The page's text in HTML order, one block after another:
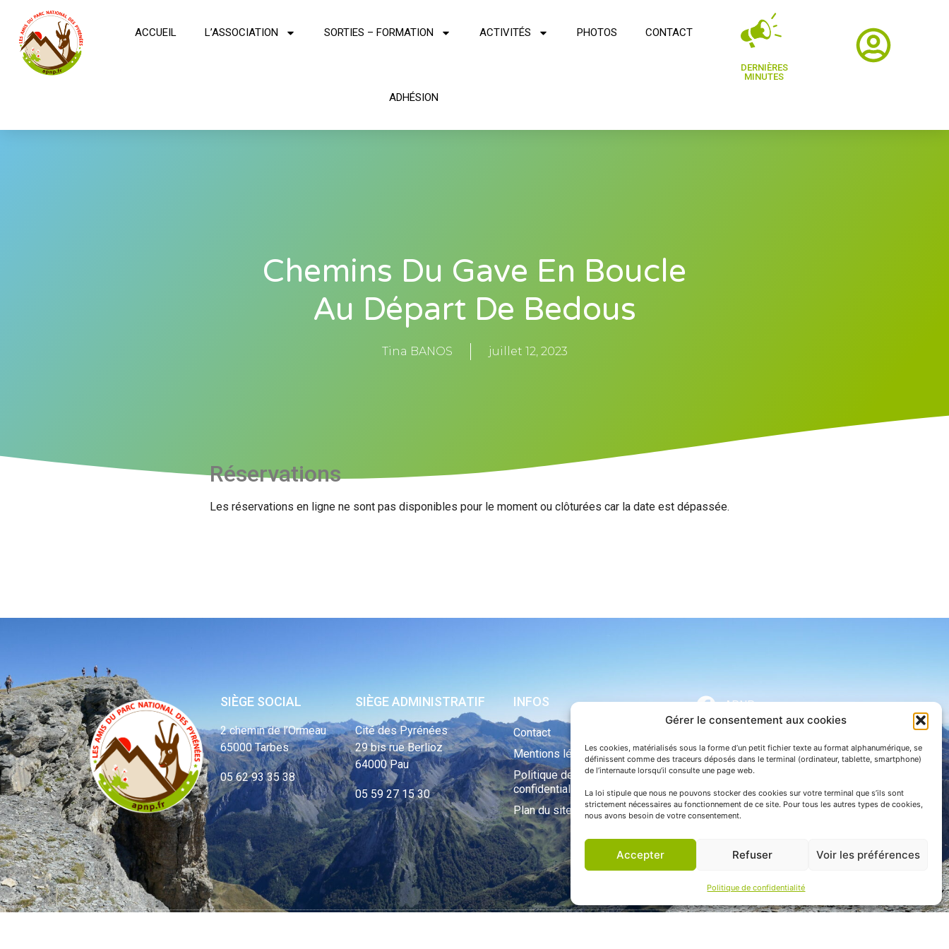
Gérer le consentement aux cookies
Les cookies, matérialisés sous la forme d’un petit fichier texte au format alphanumérique, se
définissent comme des traceurs déposés dans le terminal (ordinateur, tablette, smartphone)
de l’internaute lorsqu’il consulte une page web.
La loi stipule que nous ne pouvons stocker des cookies sur votre terminal que s’ils sont
strictement nécessaires au fonctionnement de ce site. Pour tous les autres types de cookies,
nous avons besoin de votre consentement.
Accepter Refuser Voir les préférences
Politique de confidentialité
ACCUEIL L’ASSOCIATION SORTIES – FORMATION ACTIVITÉS PHOTOS CONTACT
ADHÉSION
DERNIÈRES
MINUTES
Chemins Du Gave En Boucle
Au Départ De Bedous
Tina BANOS juillet 12, 2023
Réservations
Les réservations en ligne ne sont pas disponibles pour le moment ou clôturées car la date est dépassée.
SIÈGE SOCIAL
2 chemin de l’Ormeau
65000 Tarbes
05 62 93 35 38
SIÈGE ADMINISTRATIF
Cité des Pyrénées
29 bis rue Berlioz
64000 Pau
05 59 27 15 30
INFOS
Contact
Mentions légales
Politique de
confidentialité
Plan du site
APNP
Parc national des Pyrénées